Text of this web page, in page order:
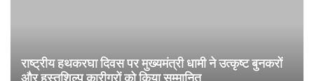
राष्ट्रीय हथकरघा दिवस पर मुख्यमंत्री धामी ने उत्कृष्ट बुनकरों